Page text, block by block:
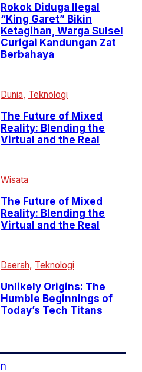
Rokok Diduga Ilegal
“King Garet” Bikin
Ketagihan, Warga Sulsel
Curigai Kandungan Zat
Berbahaya
Dunia Teknologi
The Future of Mixed
Reality: Blending the
Virtual and the Real
Wisata
The Future of Mixed
Reality: Blending the
Virtual and the Real
Daerah Teknologi
Unlikely Origins: The
Humble Beginnings of
Today’s Tech Titans